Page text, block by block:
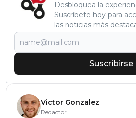
Desbloquea la
Suscríbete hoy para
las noticias más
Suscribirse
Victor Gonzalez
Redactor